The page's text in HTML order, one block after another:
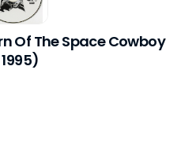
Of The Space Cowboy